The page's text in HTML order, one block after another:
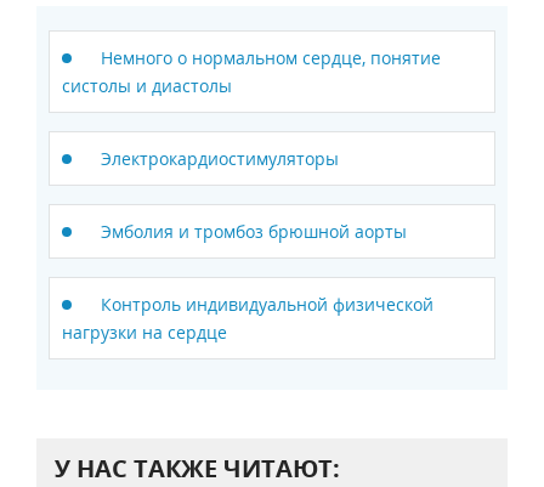
Немного о нормальном сердце, понятие
систолы и диастолы
Электрокардиостимуляторы
Эмболия и тромбоз брюшной аорты
Контроль индивидуальной физической
нагрузки на сердце
У НАС ТАКЖЕ ЧИТАЮТ: